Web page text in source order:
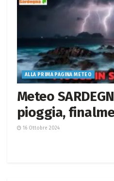
ALLA PRIMA PAGINA METEO
Meteo
pioggia,
16 Ottobre 2024